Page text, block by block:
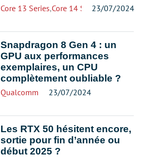
Core 13 Series,Core 14 Series,Intel
23/07/2024
Snapdragon 8 Gen 4 : un
GPU aux performances
exemplaires, un CPU
complètement oubliable ?
Qualcomm 23/07/2024
Les RTX 50 hésitent encore,
sortie pour fin d’année ou
début 2025 ?